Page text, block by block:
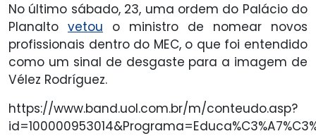
No último sábado, 23, uma ordem do Palácio do
Planalto vetou o ministro de nomear novos
profissionais dentro do MEC, o que foi entendido
como um sinal de desgaste para a imagem de
Vélez Rodríguez.
https://www.band.uol.com.br/m/conteudo.asp?